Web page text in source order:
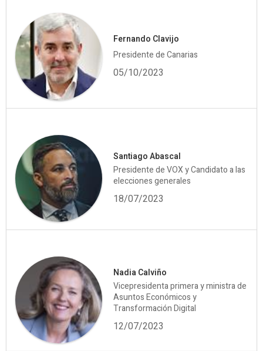
Fernando Clavijo
Presidente de Canarias
05/10/2023
Santiago Abascal
Presidente de VOX y Candidato a las
elecciones generales
18/07/2023
Nadia Calviño
Vicepresidenta primera y ministra de
Asuntos Económicos y
Transformación Digital
12/07/2023